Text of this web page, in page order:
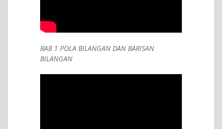
BAB 1 POLA BILANGAN DAN BARISAN
BILANGAN